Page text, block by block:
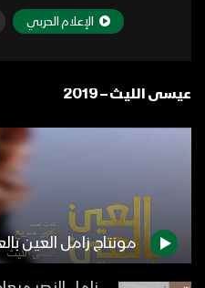
الإعلام الحربي
عيسى الليث – 2019